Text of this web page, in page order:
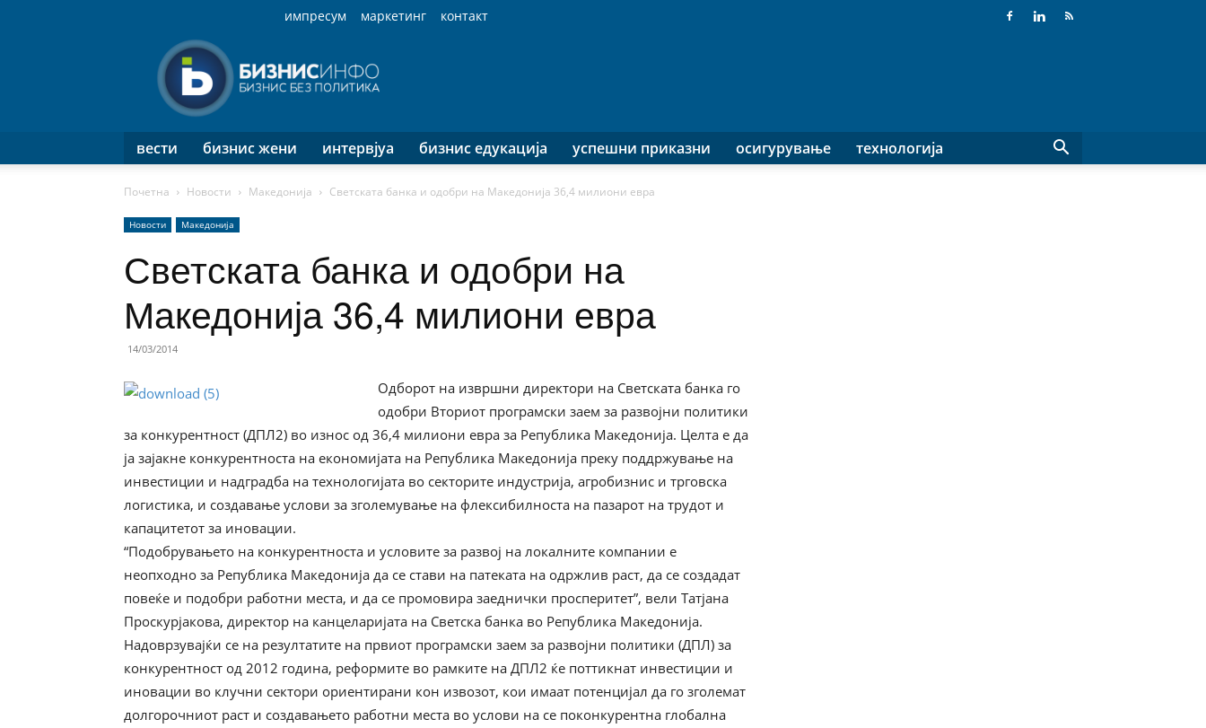
импресум маркетинг
контакт
Инфо
вести бизнис жени интервјуа бизнис едукација успешни приказни осигурување технологија
Почетна Новости Македонија Светската банка и одобри на Македонија 36,4 милиони евра
Новости Македонија
Светската банка и одобри на
Македонија 36,4 милиони евра
14/03/2014
Одборот на извршни директори на Светската банка го
одобри Вториот програмски заем за развојни политики
за конкурентност (ДПЛ2) во износ од 36,4 милиони евра за Република Македонија. Целта е да
ја зајакне конкурентноста на економијата на Република Македонија преку поддржување на
инвестиции и надградба на технологијата во секторите индустрија, агробизнис и трговска
логистика, и создавање услови за зголемување на флексибилноста на пазарот на трудот и
капацитетот за иновации.
“Подобрувањето на конкурентноста и условите за развој на локалните компании е
неопходно за Република Македонија да се стави на патеката на одржлив раст, да се создадат
повеќе и подобри работни места, и да се промовира заеднички просперитет”, вели Татјана
Проскурјакова, директор на канцеларијата на Светска банка во Република Македонија.
Надоврзувајќи се на резултатите на првиот програмски заем за развојни политики (ДПЛ) за
конкурентност од 2012 година, реформите во рамките на ДПЛ2 ќе поттикнат инвестиции и
иновации во клучни сектори ориентирани кон извозот, кои имаат потенцијал да го зголемат
долгорочниот раст и создавањето работни места во услови на се поконкурентна глобална